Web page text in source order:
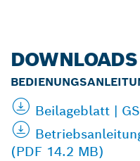
DOWNLOADS
Beilageblatt |
(PDF 14.2 MB)